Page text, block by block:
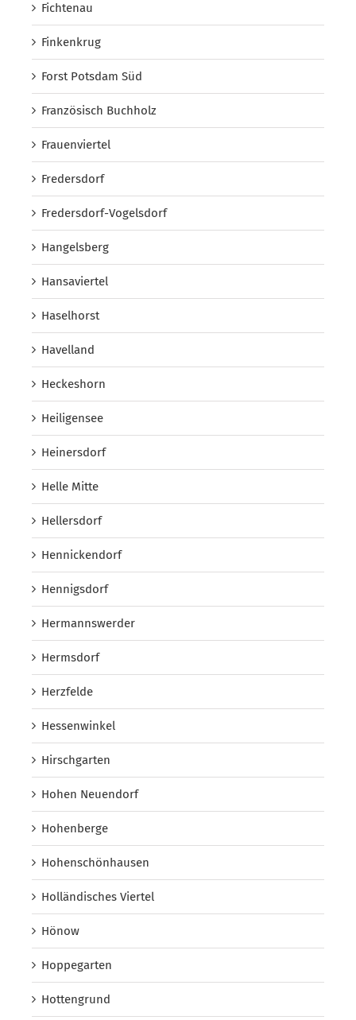
Fichtenau
Finkenkrug
Forst Potsdam Süd
Französisch Buchholz
Frauenviertel
Fredersdorf
Fredersdorf-Vogelsdorf
Hangelsberg
Hansaviertel
Haselhorst
Havelland
Heckeshorn
Heiligensee
Heinersdorf
Helle Mitte
Hellersdorf
Hennickendorf
Hennigsdorf
Hermannswerder
Hermsdorf
Herzfelde
Hessenwinkel
Hirschgarten
Hohen Neuendorf
Hohenberge
Hohenschönhausen
Holländisches Viertel
Hönow
Hoppegarten
Hottengrund